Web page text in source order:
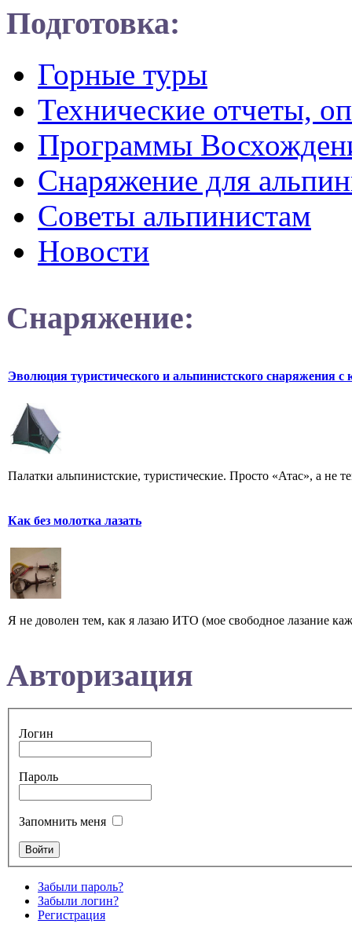
Подготовка:
Горные туры
Технические отчеты,
Программы
Снаряжение для
Советы альпинистам
Новости
Снаряжение:
Эволюция туристического и альпинистского снаряжения с
Палатки альпинистские, туристические. Просто «Атас», а не
Как без молотка лазать
Я не доволен тем, как я лазаю ИТО (мое свободное лазание
Авторизация
Логин
Пароль
Запомнить меня
Забыли пароль?
Забыли логин?
Регистрация